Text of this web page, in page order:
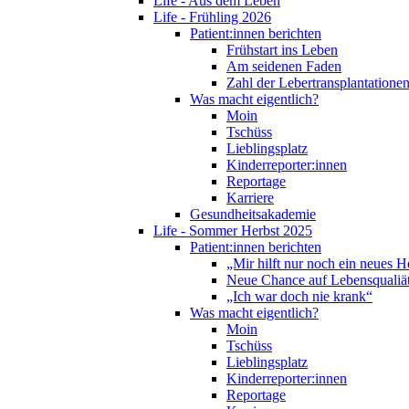
Life - Frühling 2026
Patient:innen berichten
Frühstart ins Leben
Am seidenen Faden
Zahl der
Was macht eigentlich?
Moin
Tschüss
Lieblingsplatz
Kinderreporter:innen
Reportage
Karriere
Gesundheitsakademie
Life - Sommer Herbst 2025
Patient:innen berichten
„Mir hilft nur noch ein neues
Neue Chance auf
„Ich war doch nie krank“
Was macht eigentlich?
Moin
Tschüss
Lieblingsplatz
Kinderreporter:innen
Reportage